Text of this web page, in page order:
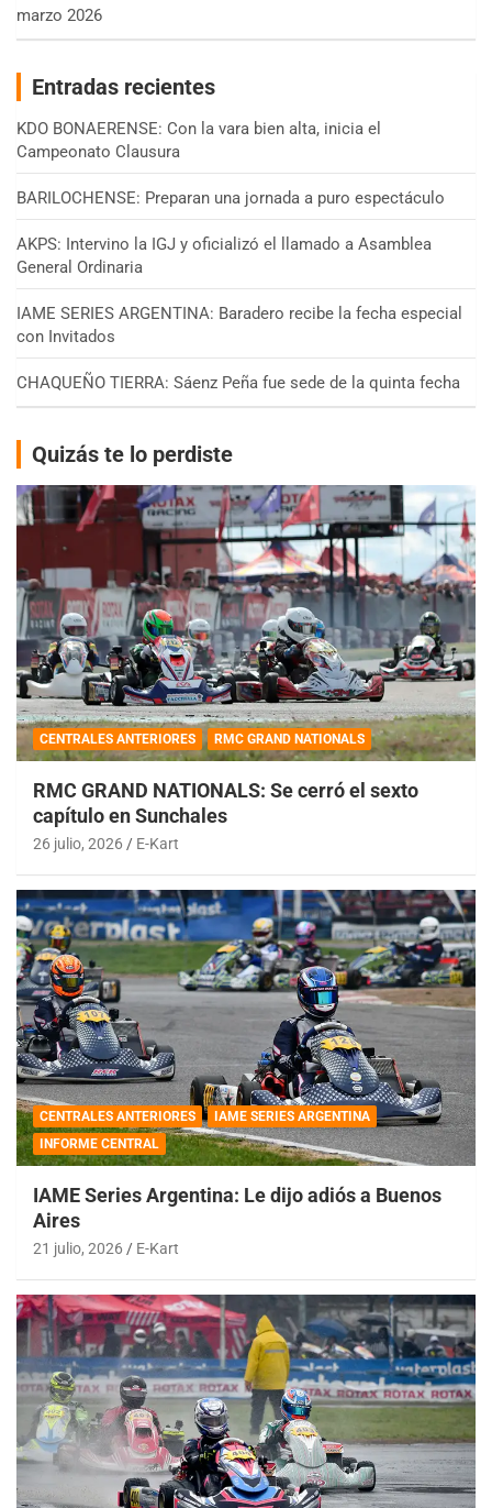
marzo 2026
Entradas recientes
KDO BONAERENSE: Con la vara bien alta, inicia el
Campeonato Clausura
BARILOCHENSE: Preparan una jornada a puro espectáculo
AKPS: Intervino la IGJ y oficializó el llamado a Asamblea
General Ordinaria
IAME SERIES ARGENTINA: Baradero recibe la fecha especial
con Invitados
CHAQUEÑO TIERRA: Sáenz Peña fue sede de la quinta fecha
Quizás te lo perdiste
CENTRALES ANTERIORES RMC GRAND NATIONALS
RMC GRAND NATIONALS: Se cerró el sexto
capítulo en Sunchales
26 julio, 2026 E-Kart
CENTRALES ANTERIORES
IAME SERIES ARGENTINA
INFORME CENTRAL
IAME Series Argentina: Le dijo adiós a Buenos
Aires
21 julio, 2026 E-Kart